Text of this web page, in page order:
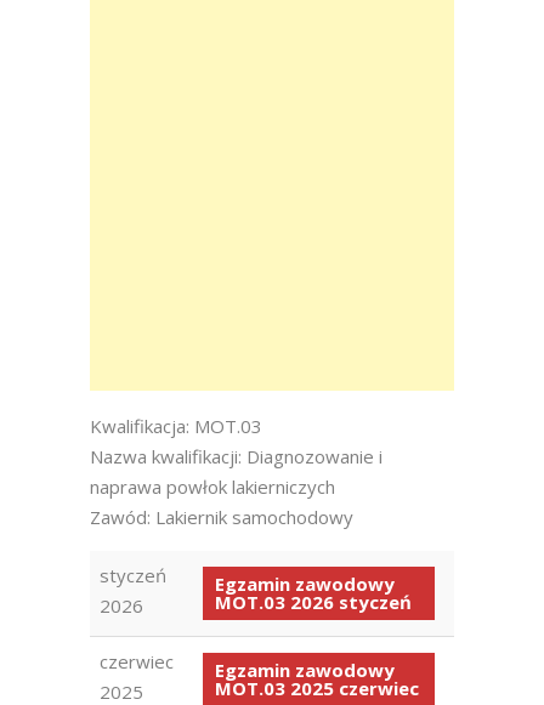
Kwalifikacja: MOT.03
Nazwa kwalifikacji: Diagnozowanie i
naprawa powłok lakierniczych
Zawód: Lakiernik samochodowy
styczeń
2026
Egzamin zawodowy
MOT.03 2026 styczeń
czerwiec
2025
Egzamin zawodowy
MOT.03 2025 czerwiec